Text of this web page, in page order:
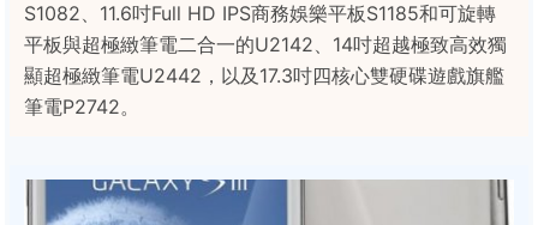
S1082、11.6吋Full HD IPS商務娛樂平板S1185和可旋轉
平板與超極緻筆電二合一的U2142、14吋超越極致高效獨
顯超極緻筆電U2442，以及17.3吋四核心雙硬碟遊戲旗艦
筆電P2742。